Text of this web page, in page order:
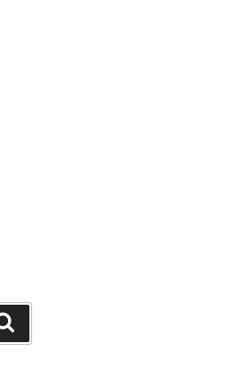
索